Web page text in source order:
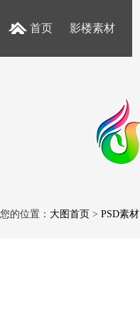
首页 影楼素材
您的位置： 大图首页 > PSD素材